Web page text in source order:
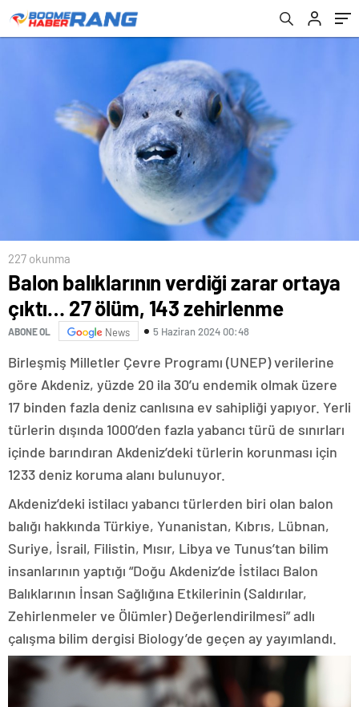
227 okunma
Balon balıklarının verdiği zarar ortaya
çıktı… 27 ölüm, 143 zehirlenme
ABONE OL News 5 Haziran 2024 00:48
Birleşmiş Milletler Çevre Programı (UNEP) verilerine
göre Akdeniz, yüzde 20 ila 30’u endemik olmak üzere
17 binden fazla deniz canlısına ev sahipliği yapıyor. Yerli
türlerin dışında 1000’den fazla yabancı türü de sınırları
içinde barındıran Akdeniz’deki türlerin korunması için
1233 deniz koruma alanı bulunuyor.
Akdeniz’deki istilacı yabancı türlerden biri olan balon
balığı hakkında Türkiye, Yunanistan, Kıbrıs, Lübnan,
Suriye, İsrail, Filistin, Mısır, Libya ve Tunus’tan bilim
insanlarının yaptığı “Doğu Akdeniz’de İstilacı Balon
Balıklarının İnsan Sağlığına Etkilerinin (Saldırılar,
Zehirlenmeler ve Ölümler) Değerlendirilmesi” adlı
çalışma bilim dergisi Biology’de geçen ay yayımlandı.